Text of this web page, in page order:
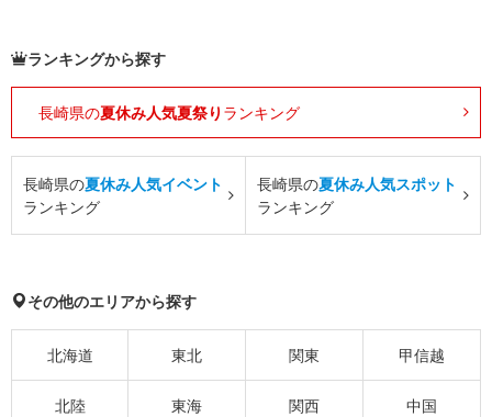
ランキングから探す
長崎県の夏休み人気夏祭り ランキング
長崎県の夏休み人気イベント
ランキング
長崎県の夏休み人気スポット
ランキング
その他のエリアから探す
北海道 東北 関東 甲信越
北陸 東海 関西 中国